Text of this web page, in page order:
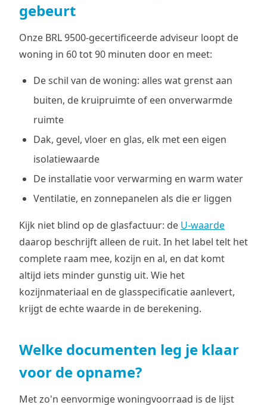
gebeurt
Onze BRL 9500-gecertificeerde adviseur loopt de
woning in 60 tot 90 minuten door en meet:
De schil van de woning: alles wat grenst aan
buiten, de kruipruimte of een onverwarmde
ruimte
Dak, gevel, vloer en glas, elk met een eigen
isolatiewaarde
De installatie voor verwarming en warm water
Ventilatie, en zonnepanelen als die er liggen
Kijk niet blind op de glasfactuur: de U-waarde
daarop beschrijft alleen de ruit. In het label telt het
complete raam mee, kozijn en al, en dat komt
altijd iets minder gunstig uit. Wie het
kozijnmateriaal en de glasspecificatie aanlevert,
krijgt de echte waarde in de berekening.
Welke documenten leg je klaar
voor de opname?
Met zo'n eenvormige woningvoorraad is de lijst